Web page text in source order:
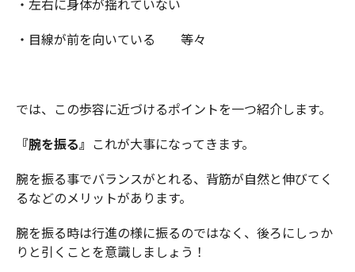
・左右に身体が揺れていない
・目線が前を向いている 等々
では、この歩容に近づけるポイントを一つ紹介します。
『腕を振る』 これが大事になってきます。
腕を振る事でバランスがとれる、背筋が自然と伸びてく
るなどのメリットがあります。
腕を振る時は行進の様に振るのではなく、後ろにしっか
りと引くことを意識しましょう！